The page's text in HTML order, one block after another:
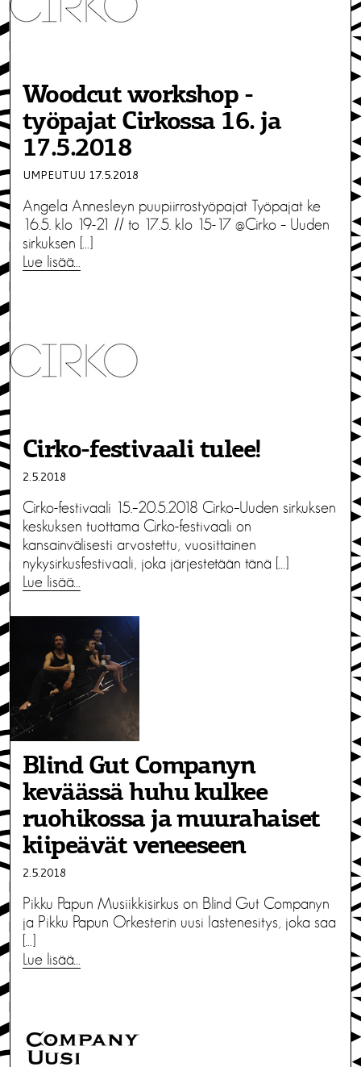
Woodcut workshop -
työpajat Cirkossa 16. ja
17.5.2018
UMPEUTUU 17.5.2018
Angela Annesleyn puupiirrostyöpajat Työpajat ke
16.5. klo 19-21 // to 17.5. klo 15-17 @Cirko – Uuden
sirkuksen […]
Lue lisää…
Cirko-festivaali tulee!
2.5.2018
Cirko-festivaali 15.–20.5.2018 Cirko–Uuden sirkuksen
keskuksen tuottama Cirko-festivaali on
kansainvälisesti arvostettu, vuosittainen
nykysirkusfestivaali, joka järjestetään tänä […]
Lue lisää…
Blind Gut Companyn
keväässä huhu kulkee
ruohikossa ja muurahaiset
kiipeävät veneeseen
2.5.2018
Pikku Papun Musiikkisirkus on Blind Gut Companyn
ja Pikku Papun Orkesterin uusi lastenesitys, joka saa
Lue lisää…